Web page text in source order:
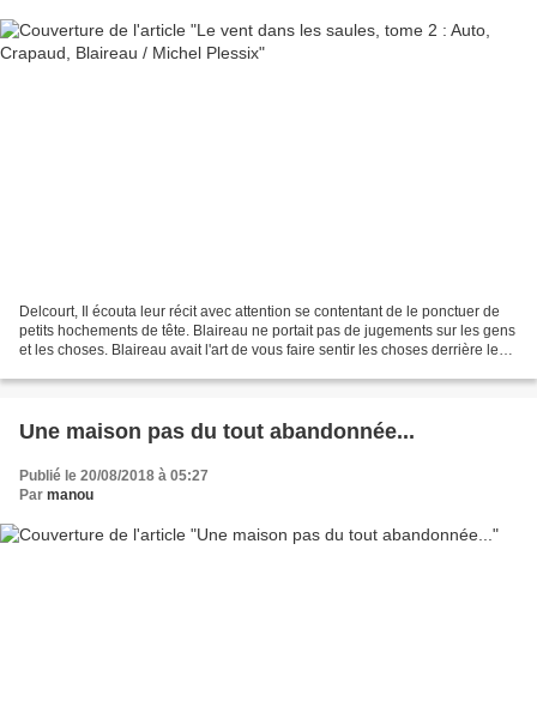
Delcourt, Il écouta leur récit avec attention se contentant de le ponctuer de
petits hochements de tête. Blaireau ne portait pas de jugements sur les gens
et les choses. Blaireau avait l'art de vous faire sentir les choses derrière les
Une maison pas du tout abandonnée...
Publié le 20/08/2018 à 05:27
Par manou